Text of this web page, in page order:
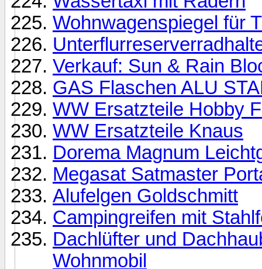
Wohnwagenspiegel für
Verkauf: Sun & Rain
GAS Flaschen ALU
WW Ersatzteile Hobby
WW Ersatzteile Knaus
Dorema Magnum
Megasat Satmaster
Alufelgen Goldschmitt
Campingreifen mit
Dachlüfter und
Wohnmobil